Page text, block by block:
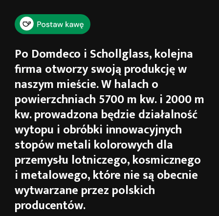
Po Domdeco i Schollglass, kolejna
firma otworzy swoją produkcję w
naszym mieście. W halach o
powierzchniach 5700 m kw. i 2000 m
kw. prowadzona będzie działalność
wytopu i obróbki innowacyjnych
stopów metali kolorowych dla
przemysłu lotniczego, kosmicznego
i metalowego, które nie są obecnie
wytwarzane przez polskich
producentów.